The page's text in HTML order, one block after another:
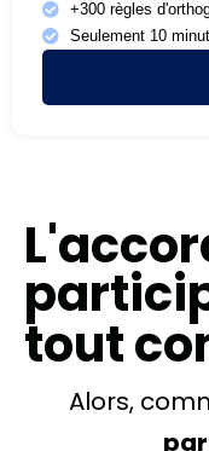
+300 règles
Seulement 10
tout
Alors,